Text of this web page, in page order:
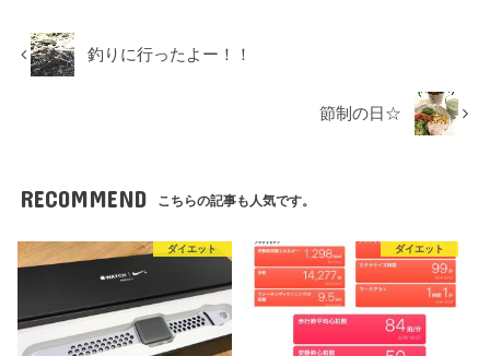
釣りに行ったよー！！
節制の日☆
RECOMMEND こちらの記事も人気です。
ダイエット ダイエット